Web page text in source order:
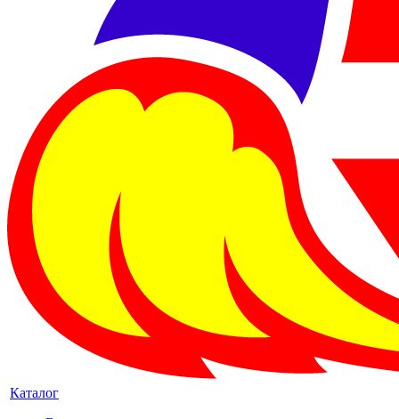
Каталог